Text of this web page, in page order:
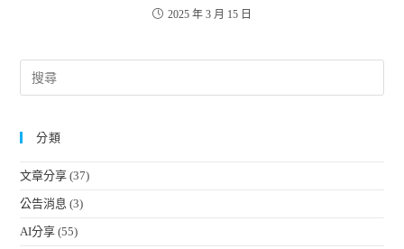
2025 年 3 月 15 日
分類
文章分享 (37)
公告消息 (3)
AI分享 (55)